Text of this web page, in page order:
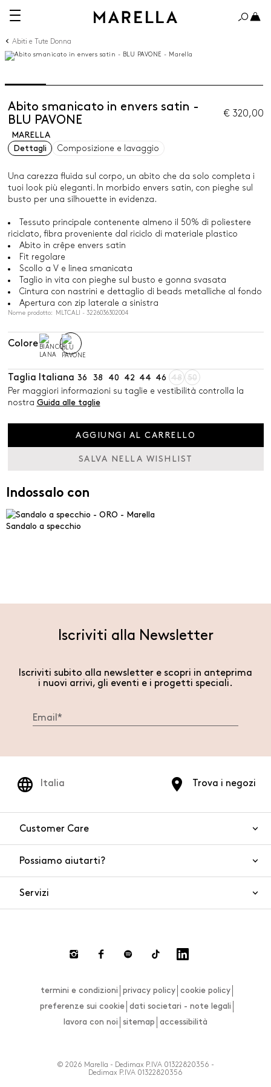
Abiti e Tute Donna
Abito smanicato in envers satin -
BLU PAVONE
€ 320,00
MARELLA
Dettagli
Composizione e lavaggio
Una carezza fluida sul corpo, un abito che da solo completa i
tuoi look più eleganti. In morbido envers satin, con pieghe sul
busto per una silhouette in evidenza.
Tessuto principale contenente almeno il 50% di poliestere
riciclato, fibra proveniente dal riciclo di materiale plastico
Abito in crêpe envers satin
Fit regolare
Scollo a V e linea smanicata
Taglio in vita con pieghe sul busto e gonna svasata
Cintura con nastrini e dettaglio di beads metalliche al fondo
Apertura con zip laterale a sinistra
Nome prodotto: MLTCALI - 3226036302004
Colore
Taglia Italiana 36 38 40 42 44 46 48
50
Per maggiori informazioni su taglie e vestibilità controlla la
nostra Guida alle taglie
AGGIUNGI AL CARRELLO
SALVA NELLA WISHLIST
Indossalo con
Sandalo a specchio
Iscriviti alla Newsletter
Iscriviti subito alla newsletter e scopri in anteprima
i nuovi arrivi, gli eventi e i progetti speciali.
Trova i negozi
Italia
Customer Care
Sicurezza del prodotto
Possiamo aiutarti?
Pagamenti
Effettua un cambio o un reso
Size Guide
Servizi
Click and collect
Smart Shopping
Live Chat
termini e condizioni privacy policy
cookie policy
preferenze sui cookie
dati societari - note legali
lavora con noi
sitemap accessibilità
© 2026 Marella - Dedimax P.IVA 01322820356 -
Dedimax P.IVA 01322820356